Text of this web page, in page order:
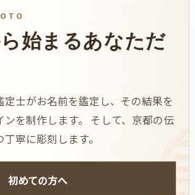
始まるあなただ
士がお名前を鑑定し、その結果を
を制作します。 そして、京都の伝
寧に彫刻します。
初めての方へ